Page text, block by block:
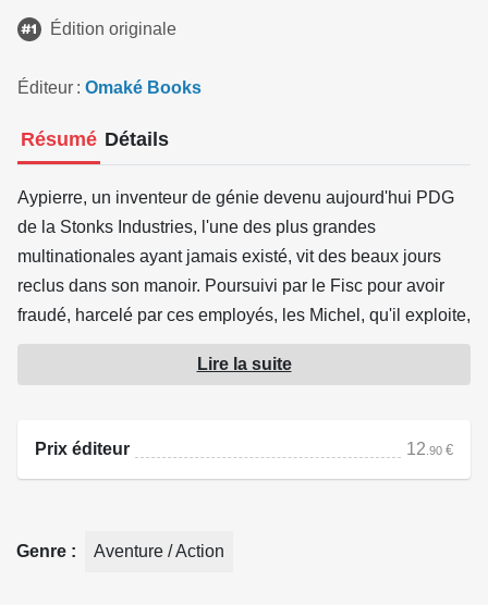
Édition originale
Éditeur Omaké Books
Résumé Détails
Aypierre, un inventeur de génie devenu aujourd'hui PDG
de la Stonks Industries, l'une des plus grandes
multinationales ayant jamais existé, vit des beaux jours
reclus dans son manoir. Poursuivi par le Fisc pour avoir
fraudé, harcelé par ces employés, les Michel, qu'il exploite,
sa tranquillité est menacée. Tout va basculer le jour où le
manoir se fait prendre d'assaut… Aypierre n'a d'autre
Source : Omaké Books
Lire la suite
Prix éditeur 12 .90 €
Genre Aventure / Action